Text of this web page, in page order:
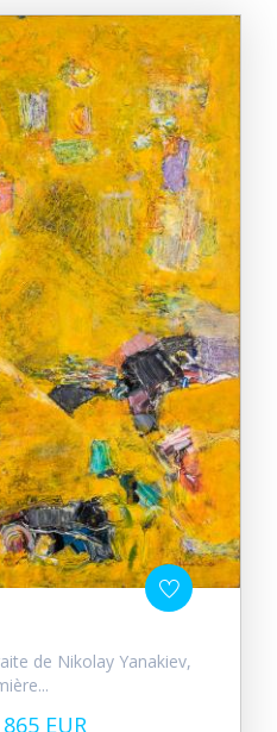
de Nikolay Yanakiev,
EUR